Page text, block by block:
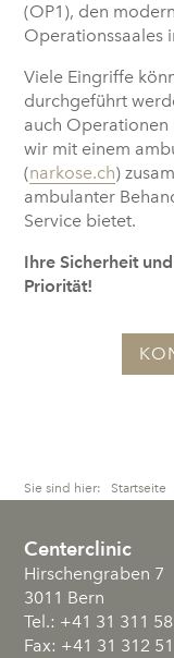
(OP1), den
Operationssaales
Viele Eingriffe
durchgeführt
auch Operationen
wir mit einem
(narkose.ch)
ambulanter
Service bietet.
Ihre Sicherheit
Priorität!
Sie sind hier: Startseite
Centerclinic
Hirschengraben 7
3011 Bern
Tel.: +41 31 311
Fax: +41 31 312